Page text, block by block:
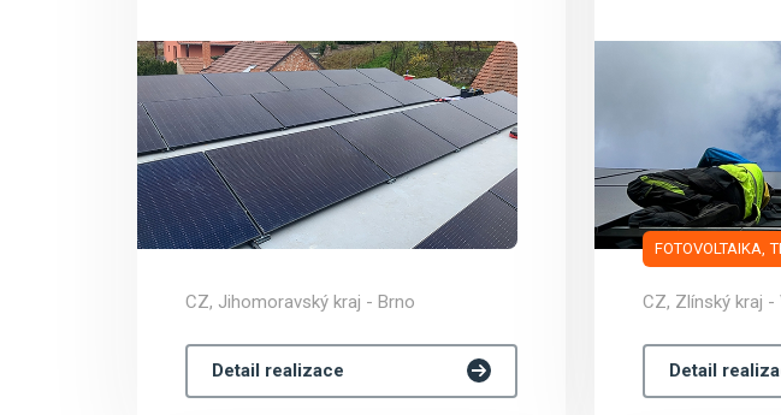
CZ, Jihomoravský kraj - Brno
Detail realizace
FOTOVOLTAIKA
CZ, Zlínský kraj -
Detail